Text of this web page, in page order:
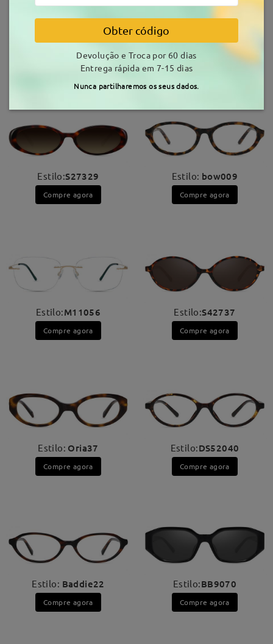
Estilo:TR40657
Compre agora
Estilo:S27329
Compre agora
Estilo:M11056
Compre agora
Estilo: Oria37
Compre agora
Estilo: Baddie22
Compre agora
Estilo:TR98447
Compre agora
Estilo: bow009
Compre agora
Estilo:S42737
Compre agora
Estilo:DS52040
Compre agora
Estilo:BB9070
Compre agora
Obter código
Devolução e Troca por 60 dias
Entrega rápida em 7-15 dias
Nunca partilharemos os seus dados.